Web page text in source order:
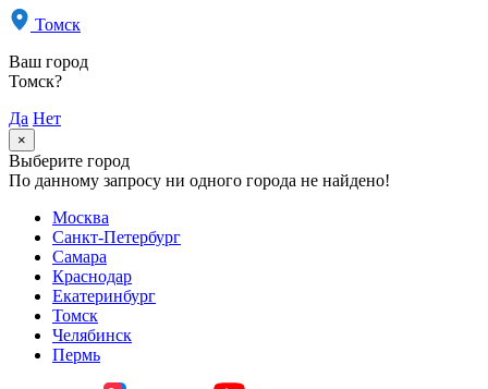
Томск
Ваш город
Томск?
Да Нет
×
Выберите город
По данному запросу ни одного города не найдено!
Москва
Санкт-Петербург
Самара
Краснодар
Екатеринбург
Томск
Челябинск
Пермь